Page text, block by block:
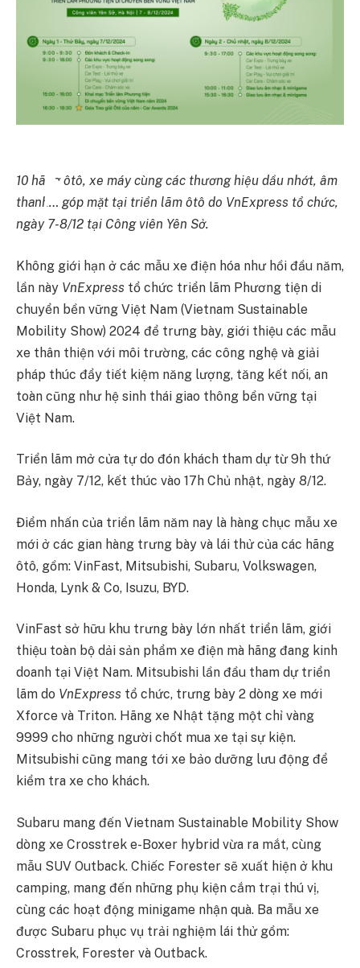
10 hãng ôtô, xe máy cùng các thương hiệu dầu nhớt, âm
thanh… góp mặt tại triển lãm ôtô do VnExpress tổ chức,
ngày 7-8/12 tại Công viên Yên Sở.
Không giới hạn ở các mẫu xe điện hóa như hồi đầu năm,
lần này VnExpress tổ chức triển lãm Phương tiện di
chuyển bền vững Việt Nam (Vietnam Sustainable
Mobility Show) 2024 để trưng bày, giới thiệu các mẫu
xe thân thiện với môi trường, các công nghệ và giải
pháp thúc đẩy tiết kiệm năng lượng, tăng kết nối, an
toàn cũng như hệ sinh thái giao thông bền vững tại
Việt Nam.
Triển lãm mở cửa tự do đón khách tham dự từ 9h thứ
Bảy, ngày 7/12, kết thúc vào 17h Chủ nhật, ngày 8/12.
Điểm nhấn của triển lãm năm nay là hàng chục mẫu xe
mới ở các gian hàng trưng bày và lái thử của các hãng
ôtô, gồm: VinFast, Mitsubishi, Subaru, Volkswagen,
Honda, Lynk & Co, Isuzu, BYD.
VinFast sở hữu khu trưng bày lớn nhất triển lãm, giới
thiệu toàn bộ dải sản phẩm xe điện mà hãng đang kinh
doanh tại Việt Nam. Mitsubishi lần đầu tham dự triển
lãm do VnExpress tổ chức, trưng bày 2 dòng xe mới
Xforce và Triton. Hãng xe Nhật tặng một chỉ vàng
9999 cho những người chốt mua xe tại sự kiện.
Mitsubishi cũng mang tới xe bảo dưỡng lưu động để
kiểm tra xe cho khách.
Subaru mang đến Vietnam Sustainable Mobility Show
dòng xe Crosstrek e-Boxer hybrid vừa ra mắt, cùng
mẫu SUV Outback. Chiếc Forester sẽ xuất hiện ở khu
camping, mang đến những phụ kiện cắm trại thú vị,
cùng các hoạt động minigame nhận quà. Ba mẫu xe
được Subaru phục vụ trải nghiệm lái thử gồm:
Crosstrek, Forester và Outback.